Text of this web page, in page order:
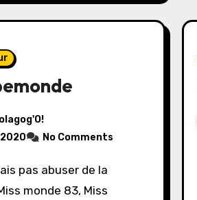
No Comments
monde 83, Miss